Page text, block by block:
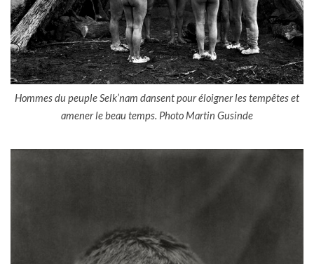
Hommes du peuple Selk’nam dansent pour éloigner les tempêtes et
amener le beau temps. Photo Martin Gusinde